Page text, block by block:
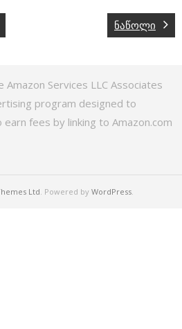
ნაწოლი
Services LLC Associates
program designed to
fees by linking to Amazon.com
Ltd. Powered by WordPress.